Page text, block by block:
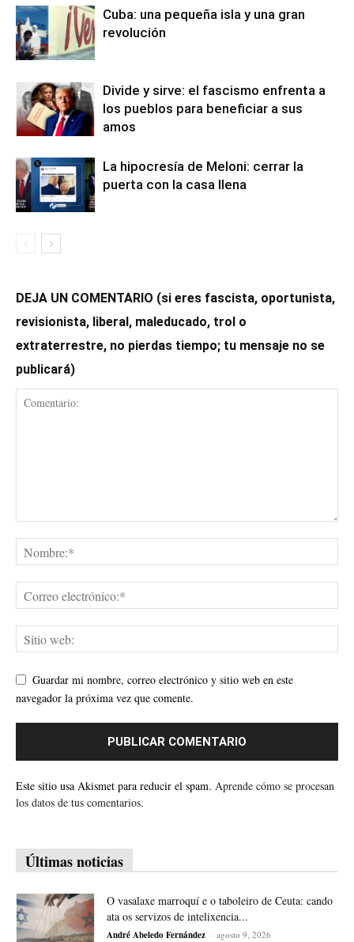
Cuba: una pequeña isla y una gran
revolución
Divide y sirve: el fascismo enfrenta a
los pueblos para beneficiar a sus
amos
La hipocresía de Meloni: cerrar la
puerta con la casa llena
DEJA UN COMENTARIO (si eres fascista, oportunista,
revisionista, liberal, maleducado, trol o
extraterrestre, no pierdas tiempo; tu mensaje no se
publicará)
Guardar mi nombre, correo electrónico y sitio web en este
navegador la próxima vez que comente.
Este sitio usa Akismet para reducir el spam. Aprende cómo se procesan
los datos de tus comentarios.
Últimas noticias
O vasalaxe marroquí e o taboleiro de Ceuta: cando
ata os servizos de intelixencia...
André Abeledo Fernández - agosto 9, 2026